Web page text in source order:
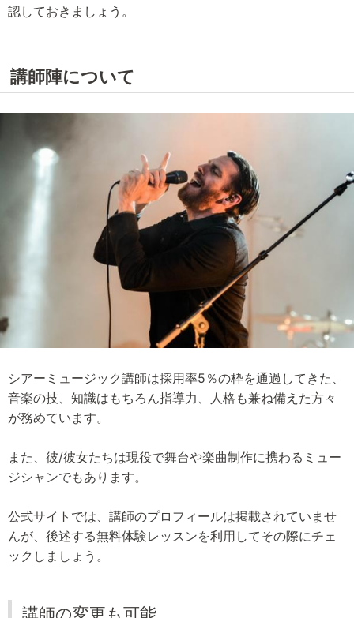
認しておきましょう。
講師陣について
シアーミュージック講師は採用率5％の枠を通過してきた、
音楽の技、知識はもちろん指導力、人格も兼ね備えた方々
が務めています。
また、彼/彼女たちは現役で舞台や楽曲制作に携わるミュー
ジシャンでもあります。
公式サイトでは、講師のプロフィールは掲載されていませ
んが、後述する無料体験レッスンを利用してその際にチェ
ックしましょう。
講師の変更も可能